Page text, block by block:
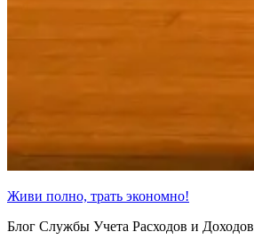
Живи полно, трать экономно!
Блог Службы Учета Расходов и Доходов